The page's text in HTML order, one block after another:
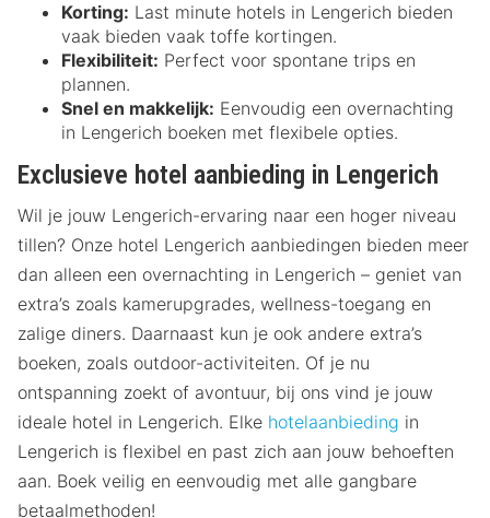
Korting: Last minute hotels in Lengerich bieden
vaak bieden vaak toffe kortingen.
Flexibiliteit: Perfect voor spontane trips en
plannen.
Snel en makkelijk: Eenvoudig een overnachting
in Lengerich boeken met flexibele opties.
Exclusieve hotel aanbieding in Lengerich
Wil je jouw Lengerich-ervaring naar een hoger niveau
tillen? Onze hotel Lengerich aanbiedingen bieden meer
dan alleen een overnachting in Lengerich – geniet van
extra’s zoals kamerupgrades, wellness-toegang en
zalige diners. Daarnaast kun je ook andere extra’s
boeken, zoals outdoor-activiteiten. Of je nu
ontspanning zoekt of avontuur, bij ons vind je jouw
ideale hotel in Lengerich. Elke hotelaanbieding in
Lengerich is flexibel en past zich aan jouw behoeften
aan. Boek veilig en eenvoudig met alle gangbare
betaalmethoden!